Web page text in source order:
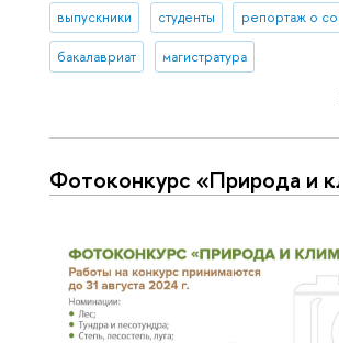
выпускники студенты репортаж о
бакалавриат магистратура
Фотоконкурс «Природа и